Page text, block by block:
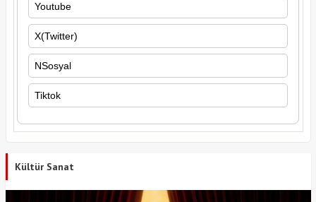
Youtube
X(Twitter)
NSosyal
Tiktok
Kültür Sanat